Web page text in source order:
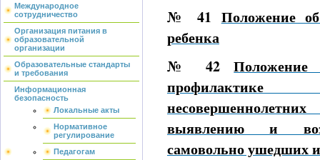
Международное
сотрудничество
Организация питания в
образовательной
организации
Образовательные стандарты
и требования
Информационная
безопасность
Локальные акты
Нормативное
регулирование
Педагогам
№ 41 Положение
ребенка
№ 42
профилактике
выявлению и
самовольно ушедших